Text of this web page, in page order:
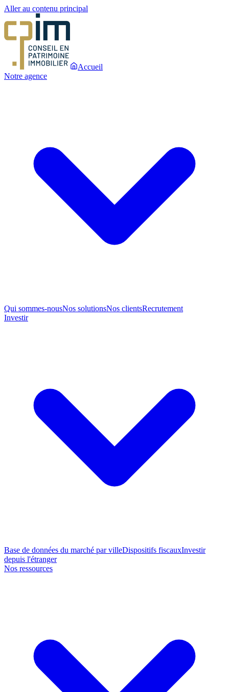
Aller au contenu principal
Accueil
Notre agence
Qui sommes-nousNos solutionsNos clientsRecrutement
Investir
Base de données du marché par villeDispositifs fiscauxInvestir
depuis l'étranger
Nos ressources